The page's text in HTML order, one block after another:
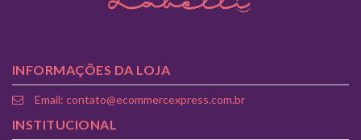
INFORMAÇÕES DA LOJA
Email: contato@ecommercexpress.com.br
INSTITUCIONAL